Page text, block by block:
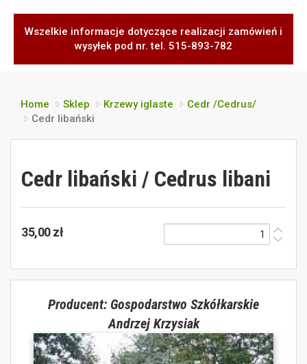
Wszelkie informacje dotyczące realizacji zamówień i
wysyłek pod nr. tel. 515-893-782
Home Sklep Krzewy iglaste
Cedr /Cedrus/
Cedr libański
Cedr libański / Cedrus libani
35,00 zł
Producent: Gospodarstwo Szkółkarskie
Andrzej Krzysiak